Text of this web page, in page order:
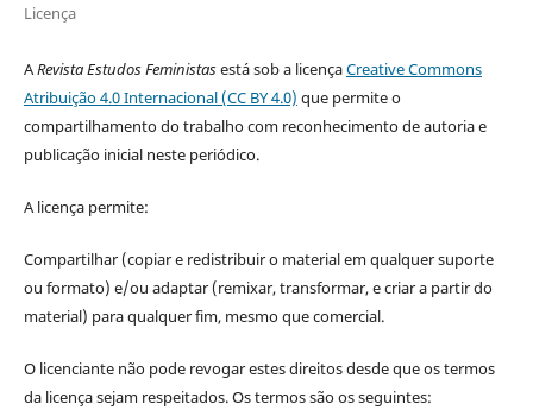
Licença
ARevista Estudos Feministasestá sob a licençaCreative Commons
Atribuição 4.0 Internacional (CC BY 4.0) que permite o
compartilhamento do trabalho com reconhecimento de autoria e
publicação inicial neste periódico.
A licença permite:
Compartilhar (copiar e redistribuir o material em qualquer suporte
ou formato) e/ou adaptar (remixar, transformar, e criar a partir do
material) para qualquer fim, mesmo que comercial.
O licenciante não pode revogar estes direitos desde que os termos
da licença sejam respeitados. Os termos são os seguintes: